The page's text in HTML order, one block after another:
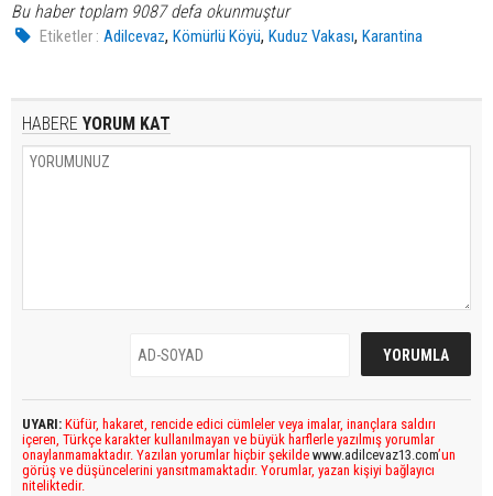
Bu haber toplam 9087 defa okunmuştur
Etiketler : Adilcevaz,Kömürlü Köyü,Kuduz Vakası,Karantina
HABERE YORUM KAT
UYARI: Küfür, hakaret, rencide edici cümleler veya imalar, inançlara saldırı
içeren, Türkçe karakter kullanılmayan ve büyük harflerle yazılmış yorumlar
onaylanmamaktadır. Yazılan yorumlar hiçbir şekilde www.adilcevaz13.com’un
görüş ve düşüncelerini yansıtmamaktadır. Yorumlar, yazan kişiyi bağlayıcı
niteliktedir.